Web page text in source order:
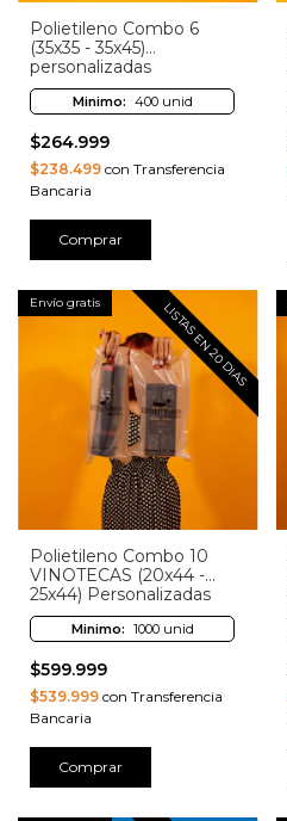
Polietileno Combo 6
(35x35 - 35x45)
personalizadas
Minimo: 400 unid
$264.999
$238.499 con Transferencia
Bancaria
Comprar
Envío gratis LISTAS EN 20 DIAS
Polietileno Combo 10
VINOTECAS (20x44 -
25x44) Personalizadas
Minimo: 1000 unid
$599.999
$539.999 con Transferencia
Bancaria
Comprar